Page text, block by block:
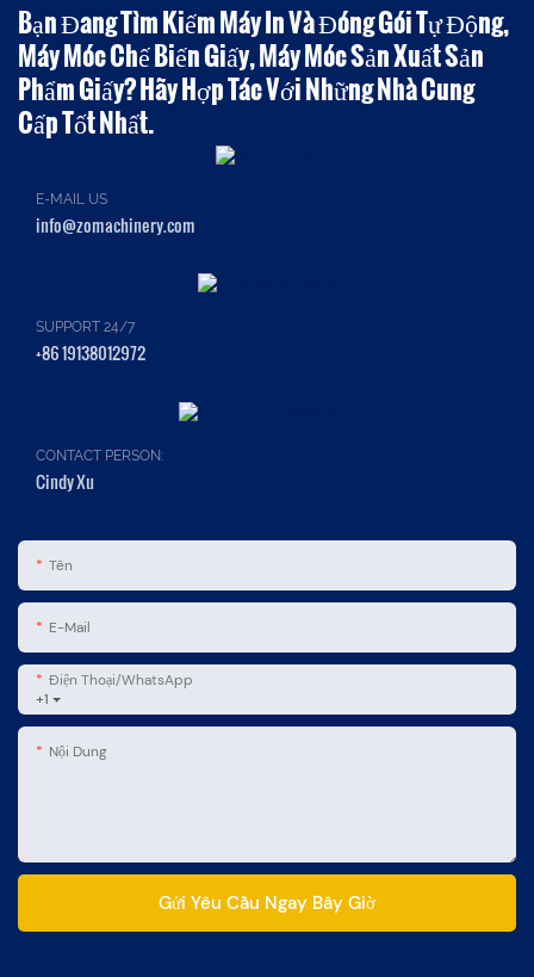
Bạn Đang Tìm Kiếm Máy In Và Đóng Gói Tự Động,
Máy Móc Chế Biến Giấy, Máy Móc Sản Xuất Sản
Phẩm Giấy? Hãy Hợp Tác Với Những Nhà Cung
Cấp Tốt Nhất.
E-MAIL US
info@zomachinery.com
SUPPORT 24/7
+86 19138012972
CONTACT PERSON:
Cindy Xu
Tên
E-Mail
+1
Điện Thoại/WhatsApp
Nội Dung
Gửi Yêu Cầu Ngay Bây Giờ